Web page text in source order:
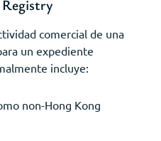
comercial de una
un expediente
incluye:
non-Hong Kong